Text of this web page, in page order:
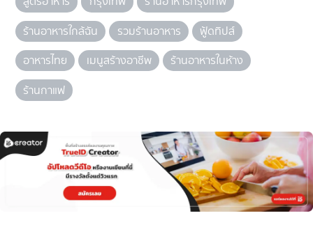
ร้านอาหารใกล้ฉัน
รวมร้านอาหาร
ฟู้ดทิปส์
อาหารไทย
เมนูสร้างอาชีพ
ร้านอาหารในห้าง
ร้านกาแฟ